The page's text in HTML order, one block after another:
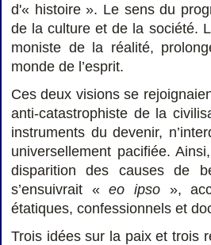
d'« histoire ». Le sens du
de la culture et de la société.
moniste de la réalité,
monde de l’esprit.
Ces deux visions se
anti-catastrophiste de la
instruments du devenir,
universellement pacifiée.
disparition des causes de
s’ensuivrait «eo ipso »,
étatiques, confessionnels et
Trois idées sur la paix et trois